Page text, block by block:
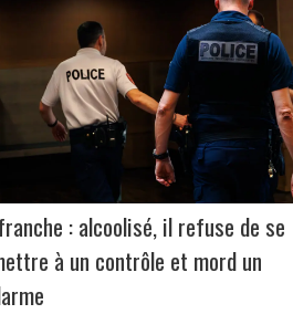
: alcoolisé, il refuse de se
à un contrôle et mord un